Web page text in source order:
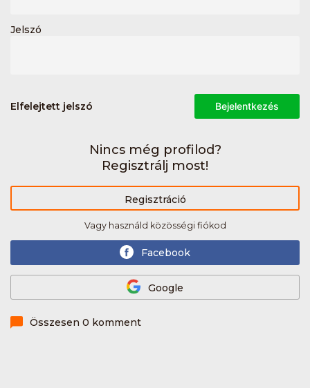
Jelszó
Elfelejtett jelszó Bejelentkezés
Nincs még profilod?
Regisztrálj most!
Regisztráció
Vagy használd közösségi fiókod
Facebook
Google
Összesen 0 komment